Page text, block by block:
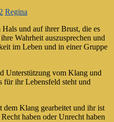
Regina
und auf ihrer Brust, die es
Wahrheit auszusprechen und
im Leben und in einer Gruppe
Unterstützung vom Klang und
für ihr Lebensfeld steht und
dem Klang gearbeitet und ihr ist
haben oder Unrecht haben